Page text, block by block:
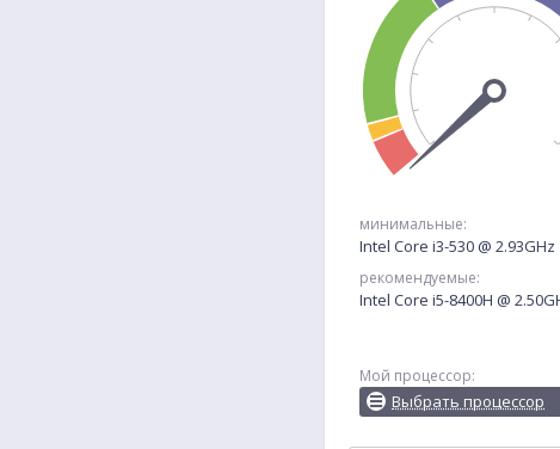
минимальные:
Intel Core i3-530 @ 2.93GHz
рекомендуемые:
Intel Core i5-8400H @
Мой процессор:
Выбрать процессор